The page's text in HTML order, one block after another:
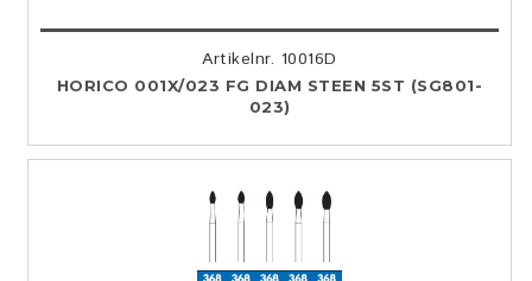
Artikelnr. 10016D
HORICO 001X/023 FG DIAM STEEN 5ST (SG801-
023)